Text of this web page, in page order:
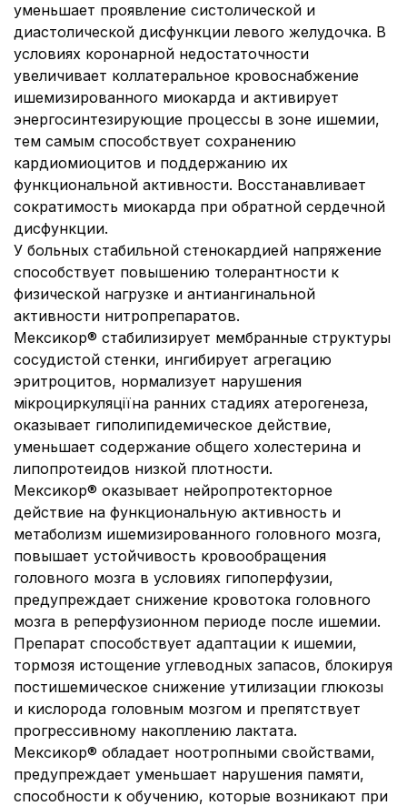
уменьшает проявление систолической и
диастолической дисфункции левого желудочка. В
условиях коронарной недостаточности
увеличивает коллатеральное кровоснабжение
ишемизированного миокарда и активирует
энергосинтезирующие процессы в зоне ишемии,
тем самым способствует сохранению
кардиомиоцитов и поддержанию их
функциональной активности. Восстанавливает
сократимость миокарда при обратной сердечной
дисфункции.
У больных стабильной стенокардией напряжение
способствует повышению толерантности к
физической нагрузке и антиангинальной
активности нитропрепаратов.
Мексикор® стабилизирует мембранные структуры
сосудистой стенки, ингибирует агрегацию
эритроцитов, нормализует нарушения
мікроциркуляціїна ранних стадиях атерогенеза,
оказывает гиполипидемическое действие,
уменьшает содержание общего холестерина и
липопротеидов низкой плотности.
Мексикор® оказывает нейропротекторное
действие на функциональную активность и
метаболизм ишемизированного головного мозга,
повышает устойчивость кровообращения
головного мозга в условиях гипоперфузии,
предупреждает снижение кровотока головного
мозга в реперфузионном периоде после ишемии.
Препарат способствует адаптации к ишемии,
тормозя истощение углеводных запасов, блокируя
постишемическое снижение утилизации глюкозы
и кислорода головным мозгом и препятствует
прогрессивному накоплению лактата.
Мексикор® обладает ноотропными свойствами,
предупреждает уменьшает нарушения памяти,
способности к обучению, которые возникают при